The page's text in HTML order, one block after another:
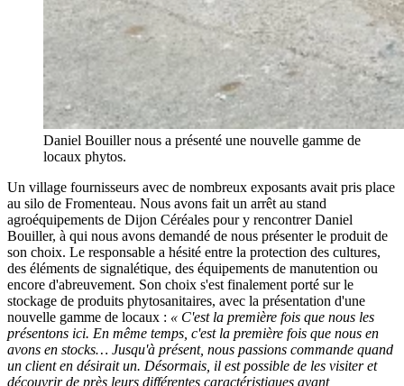
Daniel Bouiller nous a présenté une nouvelle gamme de
locaux phytos.
Un village fournisseurs avec de nombreux exposants avait pris place
au silo de Fromenteau. Nous avons fait un arrêt au stand
agroéquipements de Dijon Céréales pour y rencontrer Daniel
Bouiller, à qui nous avons demandé de nous présenter le produit de
son choix. Le responsable a hésité entre la protection des cultures,
des éléments de signalétique, des équipements de manutention ou
encore d'abreuvement. Son choix s'est finalement porté sur le
stockage de produits phytosanitaires, avec la présentation d'une
nouvelle gamme de locaux : « C'est la première fois que nous les
présentons ici. En même temps, c'est la première fois que nous en
avons en stocks… Jusqu'à présent, nous passions commande quand
un client en désirait un. Désormais, il est possible de les visiter et
découvrir de près leurs différentes caractéristiques avant